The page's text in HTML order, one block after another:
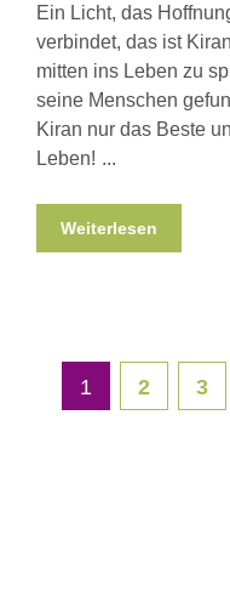
Ein Licht, das
verbindet, das ist
mitten ins Leben zu
seine Menschen
Kiran nur das Beste
Leben!
Weiterlesen
1 2 3